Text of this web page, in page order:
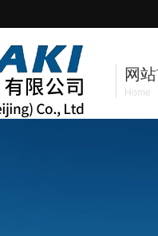
网
Home